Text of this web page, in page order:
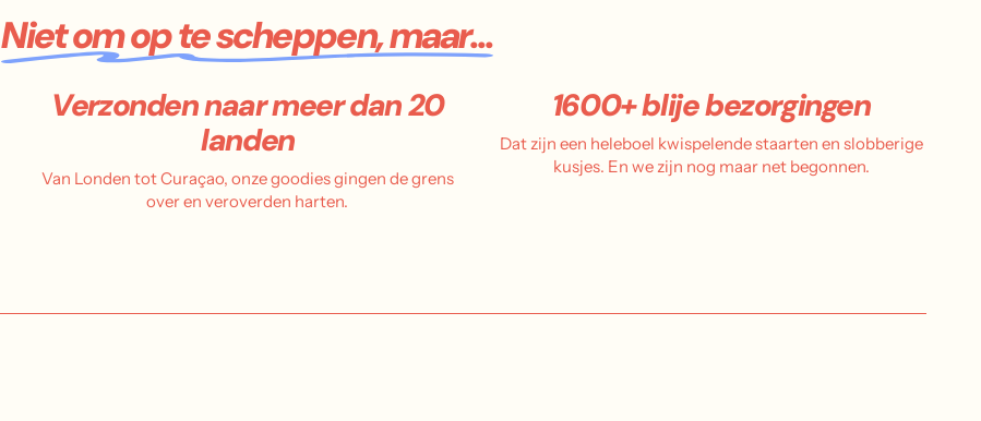
Niet om op te scheppen, maar...
Verzonden naar meer dan 20
landen
Van Londen tot Curaçao, onze goodies gingen de grens
over en veroverden harten.
1600+ blije bezorgingen
Dat zijn een heleboel kwispelende staarten en slobberige
kusjes. En we zijn nog maar net begonnen.